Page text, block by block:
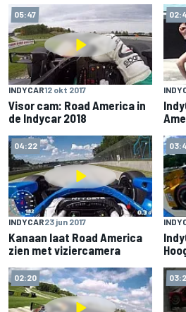
05:47
INDYCAR12 okt 2017
Visor cam: Road America in
de Indycar 2018
04:22
INDYCAR23 jun 2017
Kanaan laat Road America
zien met viziercamera
02:20